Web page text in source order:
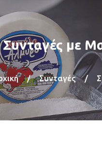
Συνταγές με
/ Συνταγές /